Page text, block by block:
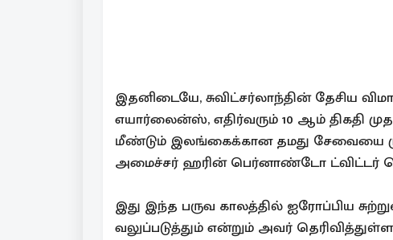
இதனிடையே, சுவிட்சர்லாந்தின் தேசிய
எயார்லைன்ஸ், எதிர்வரும் 10 ஆம் திகதி
மீண்டும் இலங்கைக்கான தமது சேவையை
அமைச்சர் ஹரின் பெர்னாண்டோ ட்விட்டர்
இது இந்த பருவ காலத்தில் ஐரோப்பிய
வலுப்படுத்தும் என்றும் அவர்